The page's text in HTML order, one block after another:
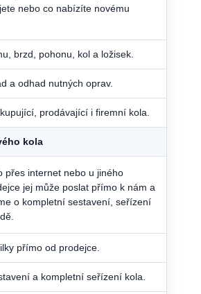
nebo co nabízíte novému
brzd, pohonu, kol a ložisek.
a odhad nutných oprav.
prodávající i firemní kola.
kola
přes internet nebo u jiného
jej může poslat přímo k nám a
o kompletní sestavení, seřízení
přímo od prodejce.
a kompletní seřízení kola.